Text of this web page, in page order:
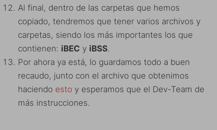
Al final, dentro de las carpetas que hemos
copiado, tendremos que tener varios archivos y
carpetas, siendo los más importantes los que
contienen: iBEC y iBSS.
Por ahora ya está, lo guardamos todo a buen
recaudo, junto con el archivo que obtenimos
haciendo esto y esperamos que el Dev-Team de
más instrucciones.